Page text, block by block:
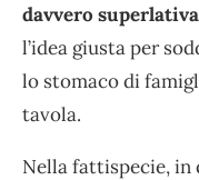
davvero superlativa
l’idea giusta per
lo stomaco di
tavola.
Nella fattispecie, in